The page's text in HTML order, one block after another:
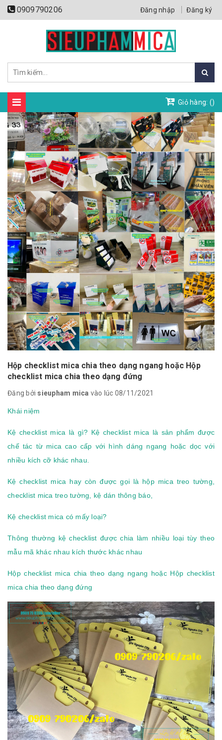
0909790206 Đăng nhập Đăng ký
Giỏ hàng: ()
Hộp checklist mica chia theo dạng ngang hoặc Hộp
checklist mica chia theo dạng đứng
Đăng bởi sieupham mica vào lúc 08/11/2021
Khái niệm
Kệ checklist mica là gì? Kệ checklist mica là sản phẩm được
chế tác từ mica cao cấp với hình dáng ngang hoặc dọc với
nhiều kích cỡ khác nhau.
Kệ checklist mica hay còn được gọi là hộp mica treo tường,
checklist mica treo tường, kệ dán thông báo,
Kệ checklist mica có mấy loại?
Thông thường kệ checklist được chia làm nhiều loại tùy theo
mẫu mã khác nhau kích thước khác nhau
Hộp checklist mica chia theo dạng ngang hoặc Hộp checklist
mica chia theo dạng đứng